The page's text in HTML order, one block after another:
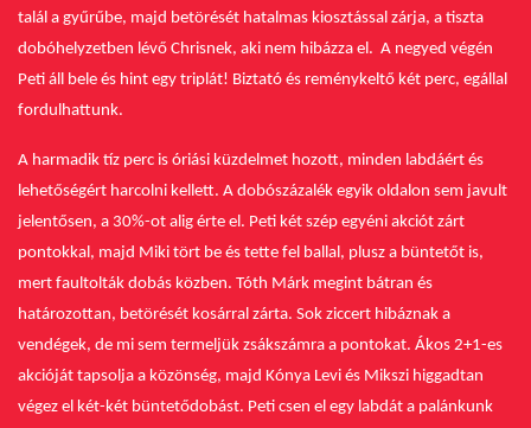
talál a gyűrűbe, majd betörését hatalmas kiosztással zárja, a tiszta
dobóhelyzetben lévő Chrisnek, aki nem hibázza el. A negyed végén
Peti áll bele és hint egy triplát! Biztató és reménykeltő két perc, egállal
fordulhattunk.
A harmadik tíz perc is óriási küzdelmet hozott, minden labdáért és
lehetőségért harcolni kellett. A dobószázalék egyik oldalon sem javult
jelentősen, a 30%-ot alig érte el. Peti két szép egyéni akciót zárt
pontokkal, majd Miki tört be és tette fel ballal, plusz a büntetőt is,
mert faultolták dobás közben. Tóth Márk megint bátran és
határozottan, betörését kosárral zárta. Sok ziccert hibáznak a
vendégek, de mi sem termeljük zsákszámra a pontokat. Ákos 2+1-es
akcióját tapsolja a közönség, majd Kónya Levi és Mikszi higgadtan
végez el két-két büntetődobást. Peti csen el egy labdát a palánkunk